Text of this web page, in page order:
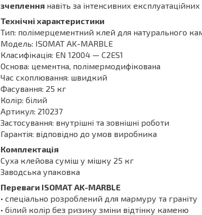
зчеплення навіть за інтенсивних
Технічні характеристики
Тип: полімерцементний клей для натурального
Модель: ISOMAT AK-MARBLE
Класифікація: EN 12004 — C2ES1
Основа: цементна, полімермодифікована
Час схоплювання: швидкий
Фасування: 25 кг
Колір: білий
Артикул: 210237
Застосування: внутрішні та зовнішні роботи
Гарантія: відповідно до умов виробника
Комплектація
Суха клейова суміш у мішку 25 кг
Заводська упаковка
Переваги ISOMAT AK-MARBLE
• спеціально розроблений для мармуру та граніту
• білий колір без ризику зміни відтінку каменю